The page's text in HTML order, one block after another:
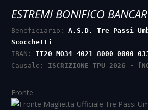
ESTREMI BONIFICO
Beneficiario:A.S.D. Tre Passi
Scocchetti
IBAN: IT20 MO34 4021 8000 0000
Causale: ISCRIZIONE TPU 2026 -
Fronte